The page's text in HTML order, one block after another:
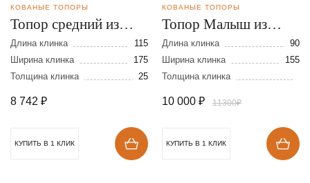
КОВАНЫЕ ТОПОРЫ
Топор средний из
стали 9ХС
Длина клинка
115
Ширина клинка
175
Толщина клинка
25
8 742 ₽
КУПИТЬ В 1 КЛИК
КОВАНЫЕ ТОПОРЫ
Топор Малыш из
стали 9ХС
Длина клинка
90
Ширина клинка
155
Толщина клинка
10 000 ₽ 11300₽
КУПИТЬ В 1 КЛИК